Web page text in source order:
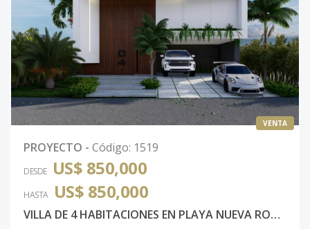
VENTA
PROYECTO - Código: 1519
DESDE US$ 850,000
HASTA US$ 850,000
VILLA DE 4 HABITACIONES EN PLAYA NUEVA ROMANA